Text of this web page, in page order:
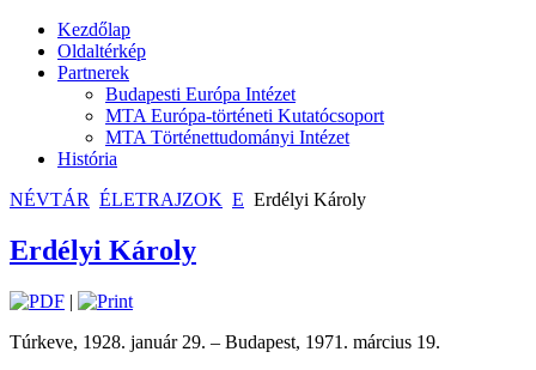
Kezdőlap
Oldaltérkép
Partnerek
Budapesti Európa Intézet
MTA Európa-történeti Kutatócsoport
MTA Történettudományi Intézet
História
NÉVTÁR ÉLETRAJZOK E Erdélyi Károly
Erdélyi Károly
|
Túrkeve, 1928. január 29. – Budapest, 1971. március 19.